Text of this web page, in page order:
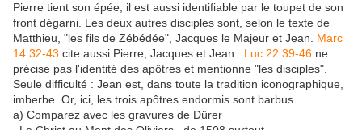
Pierre tient son épée, il est aussi identifiable par le toupet de son
front dégarni. Les deux autres disciples sont, selon le texte de
Matthieu, "les fils de Zébédée", Jacques le Majeur et Jean. Marc
14:32-43 cite aussi Pierre, Jacques et Jean. Luc 22:39-46 ne
précise pas l'identité des apôtres et mentionne "les disciples".
Seule difficulté : Jean est, dans toute la tradition iconographique,
imberbe. Or, ici, les trois apôtres endormis sont barbus.
a) Comparez avec les gravures de Dürer